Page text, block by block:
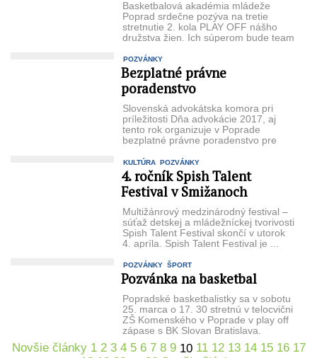
Basketbalová akadémia mládeže
Poprad srdečne pozýva na tretie
stretnutie 2. kola PLAY OFF nášho
družstva žien. Ich súperom bude team
POZVÁNKY
Bezplatné právne
poradenstvo
Slovenská advokátska komora pri
príležitosti Dňa advokácie 2017, aj
tento rok organizuje v Poprade
bezplatné právne poradenstvo pre
KULTÚRA POZVÁNKY
4. ročník Spish Talent
Festival v Smižanoch
Multižánrový medzinárodný festival –
súťaž detskej a mládežníckej tvorivosti
Spish Talent Festival skončí v utorok
4. apríla. Spish Talent Festival je ...
POZVÁNKY ŠPORT
Pozvánka na basketbal
Popradské basketbalistky sa v sobotu
25. marca o 17. 30 stretnú v telocvični
ZŠ Komenského v Poprade v play off
zápase s BK Slovan Bratislava.
Srdečne ...
Novšie články 1 2 3 4 5 6 7 8 9 10 11 12 13 14 15 16 17